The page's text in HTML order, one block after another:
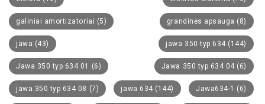
galiniai amortizatoriai (5) grandinės apsauga (8)
jawa (43) jawa 350 typ 634 (144)
Jawa 350 typ 634 01 (6) Jawa 350 typ 634 04 (6)
jawa 350 typ 634 08 (7) jawa 634 (144) Jawa634-1 (6)